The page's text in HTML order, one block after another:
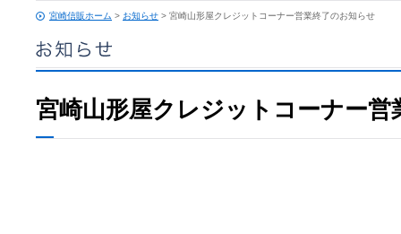
宮崎信販ホーム > お知らせ > 宮崎山形屋クレジットコーナー営業終了のお知らせ
宮崎山形屋クレジットコーナー営